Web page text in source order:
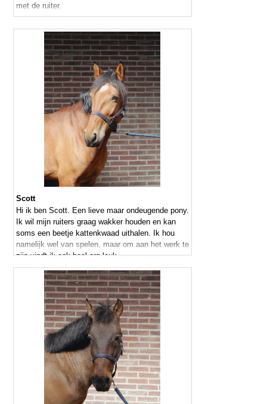
met de ruiter.
Scott
Hi ik ben Scott. Een lieve maar ondeugende pony.
Ik wil mijn ruiters graag wakker houden en kan
soms een beetje kattenkwaad uithalen. Ik hou
namelijk wel van spelen, maar om aan het werk te
zijn vindt ik ook heel erg leuk.